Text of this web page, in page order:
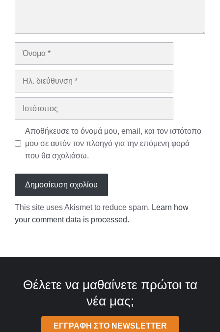
Όνομα
Ηλ.
Ιστότοπος
Αποθήκευσε το όνομά μου, email, και τον ιστότοπο
μου σε αυτόν τον πλοηγό για την επόμενη φορά
που θα σχολιάσω.
This site uses Akismet to reduce spam. Learn how
your comment data is processed.
Θέλετε να μαθαίνετε πρώτοι τα
νέα μας;
ΕΓΓΡΑΦΗ ΣΤΟ NEWSLETTER